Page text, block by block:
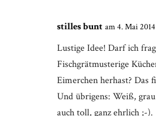
stilles bunt am 4. Mai 2014
Lustige Idee! Darf ich
Fischgrätmusterige
Eimerchen herhast? Das
Und übrigens: Weiß,
auch toll, ganz ehrlich ;-).